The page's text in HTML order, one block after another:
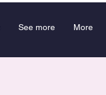
See more More